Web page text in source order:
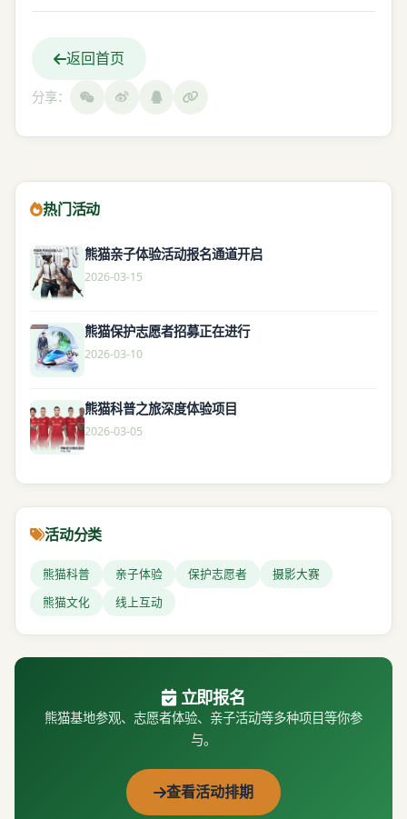
返回首页
分享：
热门活动
熊猫亲子体验活动报名通道开启
2026-03-15
熊猫保护志愿者招募正在进行
2026-03-10
熊猫科普之旅深度体验项目
2026-03-05
活动分类
熊猫科普 亲子体验 保护志愿者
摄影大赛
熊猫文化
线上互动
立即报名
熊猫基地参观、志愿者体验、亲子活动等多种项目等你参
与。
查看活动排期